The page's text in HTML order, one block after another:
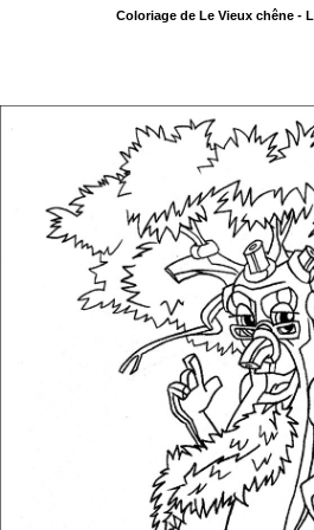
Coloriage de Le Vieux chêne -